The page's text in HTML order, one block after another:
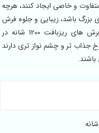
و خاصی ایجاد کنند، هرچه
بزرگ باشد، زیبایی و جلوه فرش
در محیط بیشتر خواهد بود. همچنین فرش های ریزبافت 1200 شانه در
700 شانه و 500 شانه رخ جذاب تر و چشم نواز تری دارند